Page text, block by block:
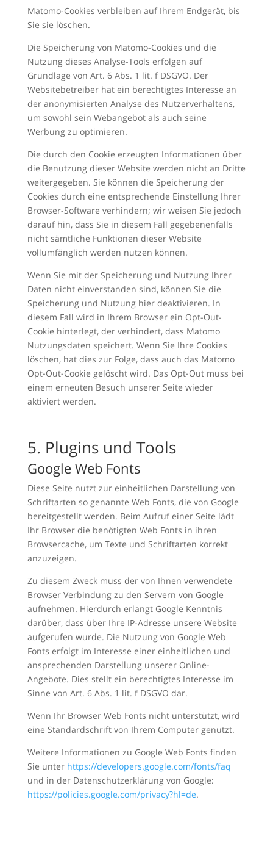
Matomo-Cookies verbleiben auf Ihrem Endgerät, bis
Sie sie löschen.
Die Speicherung von Matomo-Cookies und die
Nutzung dieses Analyse-Tools erfolgen auf
Grundlage von Art. 6 Abs. 1 lit. f DSGVO. Der
Websitebetreiber hat ein berechtigtes Interesse an
der anonymisierten Analyse des Nutzerverhaltens,
um sowohl sein Webangebot als auch seine
Werbung zu optimieren.
Die durch den Cookie erzeugten Informationen über
die Benutzung dieser Website werden nicht an Dritte
weitergegeben. Sie können die Speicherung der
Cookies durch eine entsprechende Einstellung Ihrer
Browser-Software verhindern; wir weisen Sie jedoch
darauf hin, dass Sie in diesem Fall gegebenenfalls
nicht sämtliche Funktionen dieser Website
vollumfänglich werden nutzen können.
Wenn Sie mit der Speicherung und Nutzung Ihrer
Daten nicht einverstanden sind, können Sie die
Speicherung und Nutzung hier deaktivieren. In
diesem Fall wird in Ihrem Browser ein Opt-Out-
Cookie hinterlegt, der verhindert, dass Matomo
Nutzungsdaten speichert. Wenn Sie Ihre Cookies
löschen, hat dies zur Folge, dass auch das Matomo
Opt-Out-Cookie gelöscht wird. Das Opt-Out muss bei
einem erneuten Besuch unserer Seite wieder
aktiviert werden.
5. Plugins und Tools
Google Web Fonts
Diese Seite nutzt zur einheitlichen Darstellung von
Schriftarten so genannte Web Fonts, die von Google
bereitgestellt werden. Beim Aufruf einer Seite lädt
Ihr Browser die benötigten Web Fonts in ihren
Browsercache, um Texte und Schriftarten korrekt
anzuzeigen.
Zu diesem Zweck muss der von Ihnen verwendete
Browser Verbindung zu den Servern von Google
aufnehmen. Hierdurch erlangt Google Kenntnis
darüber, dass über Ihre IP-Adresse unsere Website
aufgerufen wurde. Die Nutzung von Google Web
Fonts erfolgt im Interesse einer einheitlichen und
ansprechenden Darstellung unserer Online-
Angebote. Dies stellt ein berechtigtes Interesse im
Sinne von Art. 6 Abs. 1 lit. f DSGVO dar.
Wenn Ihr Browser Web Fonts nicht unterstützt, wird
eine Standardschrift von Ihrem Computer genutzt.
Weitere Informationen zu Google Web Fonts finden
Sie unter https://developers.google.com/fonts/faq
und in der Datenschutzerklärung von Google:
https://policies.google.com/privacy?hl=de.